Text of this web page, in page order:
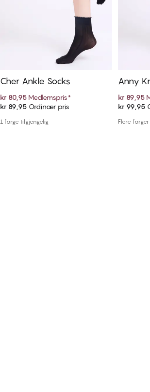
Legg i handlekurven
Cher Ankle Socks
kr 80,95 Medlemspris*
kr 89,95 Ordinær pris
1 farge tilgjengelig
Anny
kr 89,95
kr 99,95
Flere